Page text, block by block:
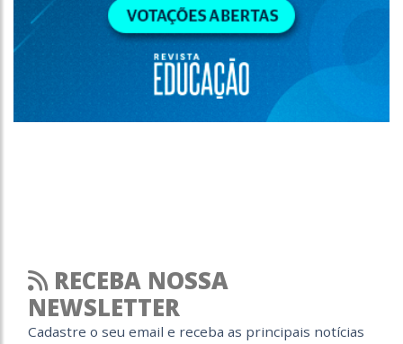
RECEBA NOSSA
NEWSLETTER
Cadastre o seu email e receba as principais notícias